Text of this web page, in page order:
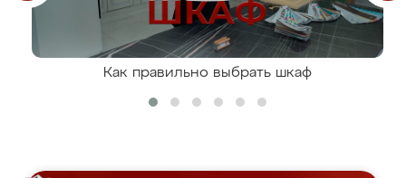
Как правильно выбрать шкаф